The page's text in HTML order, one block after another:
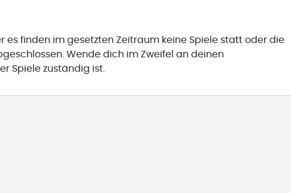
es finden im gesetzten Zeitraum keine Spiele statt oder die
Wende dich im Zweifel an deinen
Spiele zuständig ist.